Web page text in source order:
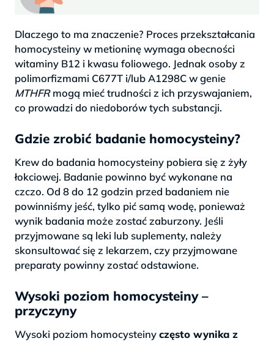
Dlaczego to ma znaczenie? Proces przekształcania
homocysteiny w metioninę wymaga obecności
witaminy B12 i kwasu foliowego. Jednak osoby z
polimorfizmami C677T i/lub A1298C w genie
MTHFRmogą mieć trudności z ich przyswajaniem,
co prowadzi do niedoborów tych substancji.
Gdzie zrobić badanie homocysteiny?
Krew do badania homocysteiny pobiera się z żyły
łokciowej. Badanie powinno być wykonane na
czczo. Od 8 do 12 godzin przed badaniem nie
powinniśmy jeść, tylko pić samą wodę, ponieważ
wynik badania może zostać zaburzony. Jeśli
przyjmowane są leki lub suplementy, należy
skonsultować się z lekarzem, czy przyjmowane
preparaty powinny zostać odstawione.
Wysoki poziom homocysteiny –
przyczyny
Wysoki poziom homocysteinyczęsto wynika z